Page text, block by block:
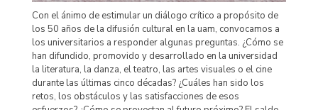
Con el ánimo de estimular un diálogo crítico a propósito de
los 50 años de la difusión cultural en la uam, convocamos a
los universitarios a responder algunas preguntas. ¿Cómo se
han difundido, promovido y desarrollado en la universidad
la literatura, la danza, el teatro, las artes visuales o el cine
durante las últimas cinco décadas? ¿Cuáles han sido los
retos, los obstáculos y las satisfacciones de esos